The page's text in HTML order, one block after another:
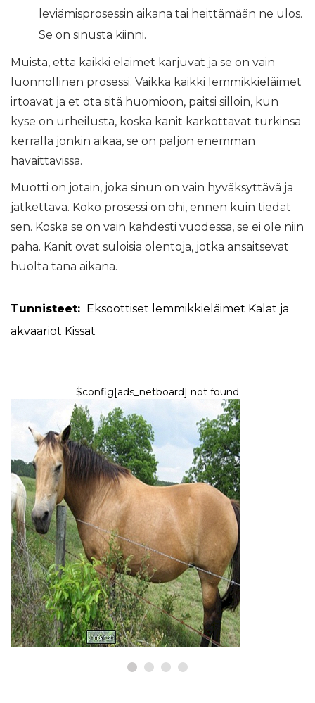
leviämisprosessin aikana tai heittämään ne ulos.
Se on sinusta kiinni.
Muista, että kaikki eläimet karjuvat ja se on vain
luonnollinen prosessi. Vaikka kaikki lemmikkieläimet
irtoavat ja et ota sitä huomioon, paitsi silloin, kun
kyse on urheilusta, koska kanit karkottavat turkinsa
kerralla jonkin aikaa, se on paljon enemmän
havaittavissa.
Muotti on jotain, joka sinun on vain hyväksyttävä ja
jatkettava. Koko prosessi on ohi, ennen kuin tiedät
sen. Koska se on vain kahdesti vuodessa, se ei ole niin
paha. Kanit ovat suloisia olentoja, jotka ansaitsevat
huolta tänä aikana.
Tunnisteet: Eksoottiset lemmikkieläimet Kalat ja
akvaariot Kissat
$config[ads_netboard] not found
HEVOSET
5 rauhallisinta hevosrotua
8,2026